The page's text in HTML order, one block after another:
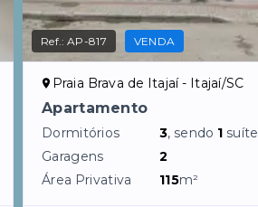
Ref.:AP-817 VENDA
Praia Brava de Itajaí - Itajaí/SC
Apartamento
Dormitórios 3, sendo 1 suíte
Garagens
2
Área Privativa
115m²